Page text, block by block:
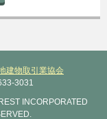
建物取引業協会
3031
INCORPORATED